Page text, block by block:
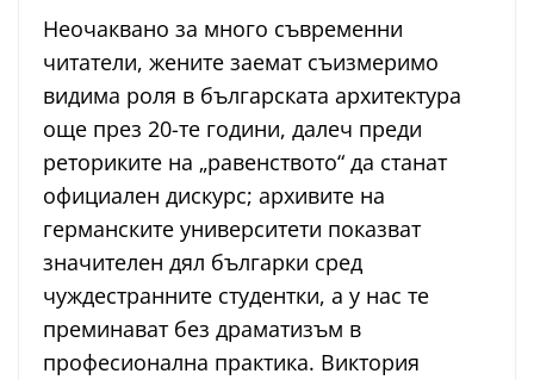
Неочаквано за много съвременни
читатели, жените заемaт съизмеримо
видима роля в българската архитектура
още през 20-те години, далеч преди
реториките на „равенството“ да станат
официален дискурс; архивите на
германските университети показват
значителен дял българки сред
чуждестранните студентки, а у нас те
преминават без драматизъм в
професионална практика. Виктория